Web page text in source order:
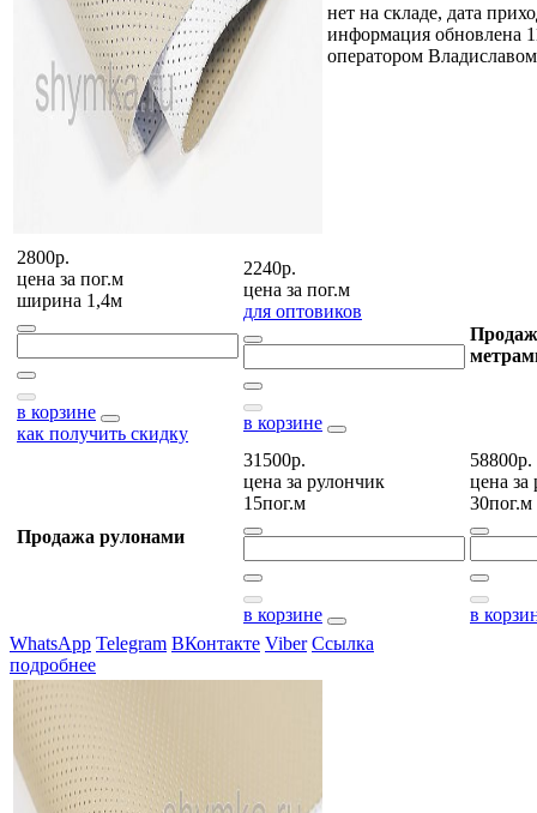
нет на складе, дата
информация обновлена
оператором Владиславом
2800р.
цена за пог.м
ширина 1,4м
в корзине
как получить скидку
2240р.
цена за пог.м
для оптовиков
в корзине
Продажа рулонами
31500р.
цена за рулончик
15пог.м
в корзине
58800р.
цена за
30пог.м
в
WhatsApp Telegram ВКонтакте Viber Ссылка
подробнее